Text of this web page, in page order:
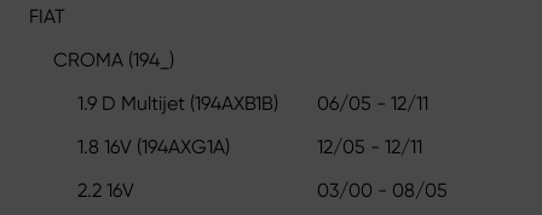
FIAT
CROMA (194_)
1.9 D Multijet (194AXB1B)
06/05 - 12/11
1.8 16V (194AXG1A)
12/05 - 12/11
2.2 16V
03/00 - 08/05